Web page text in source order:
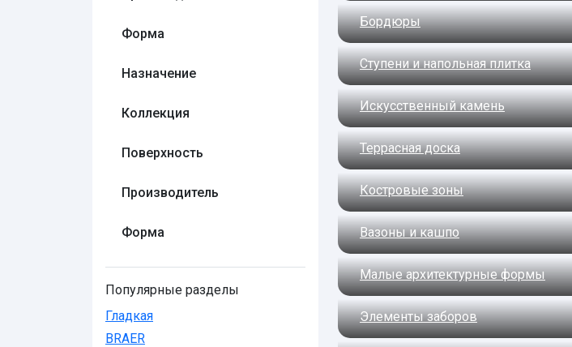
Форма
Назначение
Коллекция
Поверхность
Производитель
Форма
Популярные разделы
Гладкая
BRAER
Бордюры
Ступени и напольная плитка
Искусственный камень
Террасная доска
Костровые зоны
Вазоны и кашпо
Малые архитектурные формы
Элементы заборов